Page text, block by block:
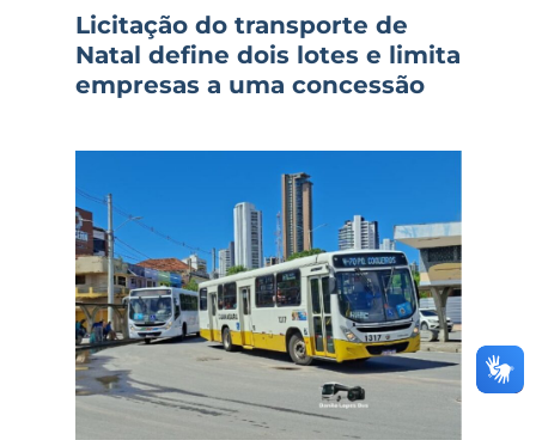
Licitação do transporte de
Natal define dois lotes e limita
empresas a uma concessão